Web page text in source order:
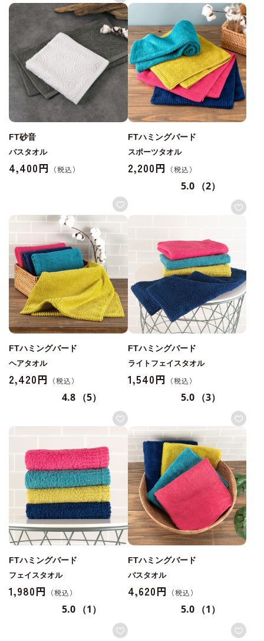
FT砂音
バスタオル
4,400円
FTハミングバード
スポーツタオル
2,200円
5.0 （2）
FTハミングバード
ヘアタオル
2,420円
4.8 （5）
FTハミングバード
ライトフェイスタオル
1,540円
5.0 （3）
FTハミングバード
フェイスタオル
1,980円
5.0 （1）
FTハミングバード
バスタオル
4,620円
5.0 （1）